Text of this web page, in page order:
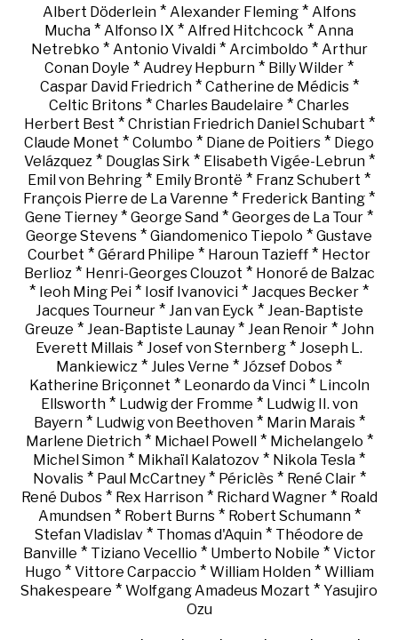
Albert Döderlein* Alexander Fleming* Alfons
Mucha * Alfonso IX * Alfred Hitchcock * Anna
Netrebko * Antonio Vivaldi* Arcimboldo * Arthur
Conan Doyle * Audrey Hepburn * Billy Wilder *
Caspar David Friedrich* Catherine de Médicis*
Celtic Britons * Charles Baudelaire * Charles
Herbert Best * Christian Friedrich Daniel Schubart *
Claude Monet * Columbo * Diane de Poitiers * Diego
Velázquez * Douglas Sirk * Elisabeth Vigée-Lebrun*
Emil von Behring * Emily Brontë * Franz Schubert *
François Pierre de La Varenne * Frederick Banting *
Gene Tierney * George Sand * Georges de La Tour *
George Stevens * Giandomenico Tiepolo * Gustave
Courbet * Gérard Philipe * Haroun Tazieff * Hector
Berlioz * Henri-Georges Clouzot * Honoré de Balzac
* Ieoh Ming Pei * Iosif Ivanovici * Jacques Becker *
Jacques Tourneur* Jan van Eyck * Jean-Baptiste
Greuze * Jean-Baptiste Launay* Jean Renoir* John
Everett Millais * Josef von Sternberg * Joseph L.
Mankiewicz * Jules Verne * József Dobos *
Katherine Briçonnet * Leonardo da Vinci* Lincoln
Ellsworth* Ludwig der Fromme * Ludwig II. von
Bayern* Ludwig von Beethoven* Marin Marais*
Marlene Dietrich* Michael Powell* Michelangelo *
Michel Simon * Mikhaïl Kalatozov * Nikola Tesla *
Novalis* Paul McCartney* Périclès* René Clair*
René Dubos* Rex Harrison* Richard Wagner* Roald
Amundsen* Robert Burns* Robert Schumann*
Stefan Vladislav * Thomas d'Aquin * Théodore de
Banville * Tiziano Vecellio * Umberto Nobile * Victor
Hugo * Vittore Carpaccio * William Holden* William
Shakespeare * Wolfgang Amadeus Mozart * Yasujiro
Ozu